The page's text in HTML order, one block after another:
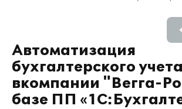
Автоматизация
бухгалтерского учета
вкомпании "Вегга-
базе ПП